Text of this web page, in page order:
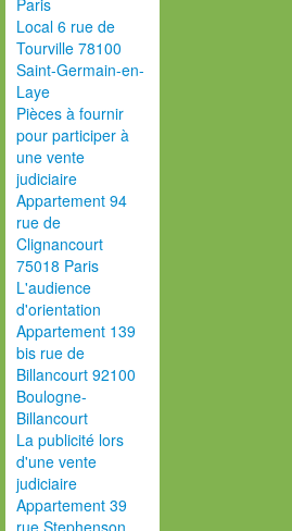
Paris
Local 6 rue de
Tourville 78100
Saint-Germain-en-
Laye
Pièces à fournir
pour participer à
une vente
judiciaire
Appartement 94
rue de
Clignancourt
75018 Paris
L'audience
d'orientation
Appartement 139
bis rue de
Billancourt 92100
Boulogne-
Billancourt
La publicité lors
d'une vente
judiciaire
Appartement 39
rue Stephenson